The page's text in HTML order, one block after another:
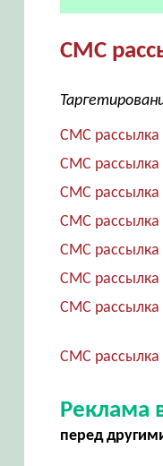
СМС
СМС рассылка
СМС рассылка
СМС рассылка
СМС
СМС рассылка
СМС
СМС рассылка
СМС рассылка
Реклама
перед